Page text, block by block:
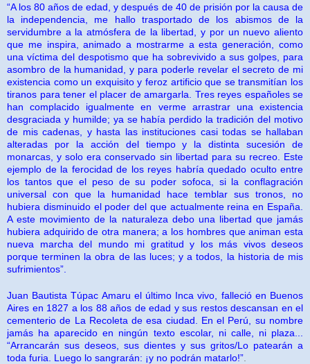
“A los 80 años de edad, y después de 40 de prisión por la causa de
la independencia, me hallo trasportado de los abismos de la
servidumbre a la atmósfera de la libertad, y por un nuevo aliento
que me inspira, animado a mostrarme a esta generación, como
una víctima del despotismo que ha sobrevivido a sus golpes, para
asombro de la humanidad, y para poderle revelar el secreto de mi
existencia como un exquisito y feroz artificio que se transmitían los
tiranos para tener el placer de amargarla. Tres reyes españoles se
han complacido igualmente en verme arrastrar una existencia
desgraciada y humilde; ya se había perdido la tradición del motivo
de mis cadenas, y hasta las instituciones casi todas se hallaban
alteradas por la acción del tiempo y la distinta sucesión de
monarcas, y solo era conservado sin libertad para su recreo. Este
ejemplo de la ferocidad de los reyes habría quedado oculto entre
los tantos que el peso de su poder sofoca, si la conflagración
universal con que la humanidad hace temblar sus tronos, no
hubiera disminuido el poder del que actualmente reina en España.
A este movimiento de la naturaleza debo una libertad que jamás
hubiera adquirido de otra manera; a los hombres que animan esta
nueva marcha del mundo mi gratitud y los más vivos deseos
porque terminen la obra de las luces; y a todos, la historia de mis
sufrimientos”.
Juan Bautista Túpac Amaru el último Inca vivo, falleció en Buenos
Aires en 1827 a los 88 años de edad y sus restos descansan en el
cementerio de La Recoleta de esa ciudad. En el Perú, su nombre
jamás ha aparecido en ningún texto escolar, ni calle, ni plaza...
“Arrancarán sus deseos, sus dientes y sus gritos/Lo patearán a
toda furia. Luego lo sangrarán: ¡y no podrán matarlo!”